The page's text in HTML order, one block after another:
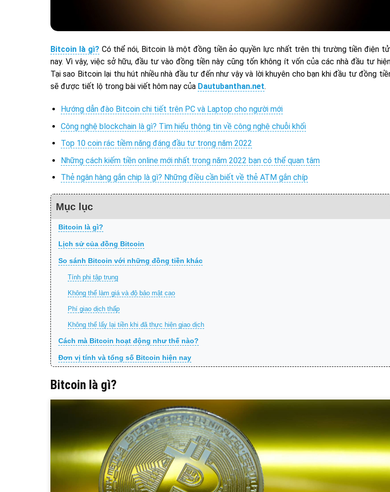
Bitcoin là gì? Có thể nói, Bitcoin là một đồng tiền ảo quyền lực nhất trên thị trường tiền điện
nay. Vì vậy, việc sở hữu, đầu tư vào đồng tiền này cũng tốn không ít vốn của các nhà đầu tư
Tại sao Bitcoin lại thu hút nhiều nhà đầu tư đến như vậy và lời khuyên cho bạn khi đầu tư đồng
sẽ được tiết lộ trong bài viết hôm nay của Dautubanthan.net.
Hướng dẫn đào Bitcoin chi tiết trên PC và Laptop cho người mới
Công nghệ blockchain là gì? Tìm hiểu thông tin về công nghệ chuỗi khối
Top 10 coin rác tiềm năng đáng đầu tư trong năm 2022
Những cách kiếm tiền online mới nhất trong năm 2022 bạn có thể quan tâm
Thẻ ngân hàng gắn chip là gì? Những điều cần biết về thẻ ATM gắn chíp
Mục lục
Bitcoin là gì?
Lịch sử của đồng Bitcoin
So sánh Bitcoin với những đồng tiền khác
Tính phi tập trung
Không thể làm giá và độ bảo mật cao
Phí giao dịch thấp
Không thể lấy lại tiền khi đã thực hiện giao dịch
Cách mà Bitcoin hoạt động như thế nào?
Đơn vị tính và tổng số Bitcoin hiện nay
Bitcoin là gì?